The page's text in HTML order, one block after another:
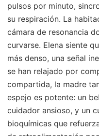
pulsos por minuto,
su respiración. La
cámara de resonancia
curvarse. Elena siente
más denso, una señal
se han relajado por
compartida, la madre
espejo es potente: un
cuidador ansioso, y un
bioquímicas que